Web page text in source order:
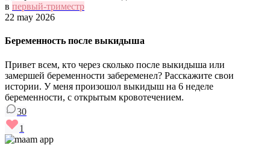
в первый-триместр
22 may 2026
Беременность после выкидыша
Привет всем, кто через сколько после выкидыша или
замершей беременности забеременел? Расскажите свои
истории. У меня произошол выкидыш на 6 неделе
беременности, с открытым кровотечением.
30
1